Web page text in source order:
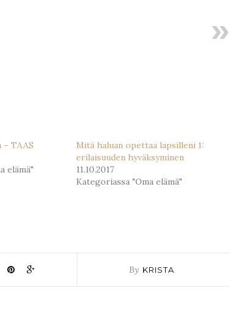
TAAS
elämä"
Mitä haluan opettaa lapsilleni 1:
erilaisuuden hyväksyminen
11.10.2017
Kategoriassa "Oma elämä"
By KRISTA